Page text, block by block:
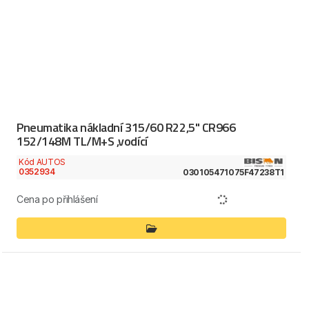
Pneumatika nákladní 315/60 R22,5" CR966
152/148M TL/M+S ,vodící
Kód AUTOS
0352934
030105471075F47238T1
Cena po přihlášení